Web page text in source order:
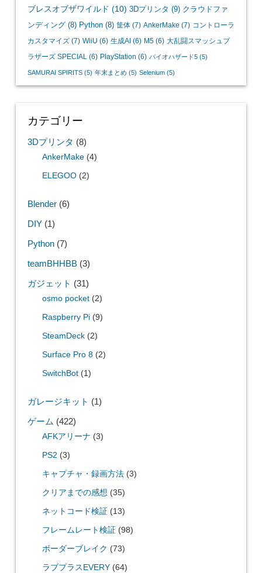
ブレスオブザワイルド (10) 3Dプリンタ (9) クラウドファ
ンディング(8) Python(8) 筐体(7) AnkerMake (7) コントローラ
カスタマイズ(7) WiiU (6) 生成AI (6) M5(6) 大乱闘スマッシュブ
ラザーズ SPECIAL (6) PlayStation (6) バイオハザード5(5)
SAMURAI SPIRITS(5) 年末まとめ(5) Selenium(5)
カテゴリー
3Dプリンタ (8)
AnkerMake(4)
ELEGOO(2)
Blender(6)
DIY(1)
Python(7)
teamBHHBB(3)
ガジェット (31)
osmo pocket(2)
Raspberry Pi(9)
SteamDeck(2)
Surface Pro 8(2)
SwitchBot(1)
ガレージキット (1)
ゲーム (422)
AFKアリーナ (3)
PS2 (3)
キャプチャ・録画方法(3)
クリアまでの感想 (35)
ネットコード検証 (13)
フレームレート検証 (98)
ボーダーブレイク (73)
ラブプラスEVERY(64)